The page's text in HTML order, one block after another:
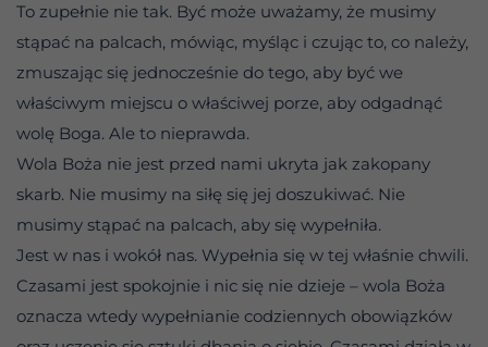
To zupełnie nie tak. Być może uważamy, że musimy
stąpać na palcach, mówiąc, myśląc i czując to, co należy,
zmuszając się jednocześnie do tego, aby być we
właściwym miejscu o właściwej porze, aby odgadnąć
wolę Boga. Ale to nieprawda.
Wola Boża nie jest przed nami ukryta jak zakopany
skarb. Nie musimy na siłę się jej doszukiwać. Nie
musimy stąpać na palcach, aby się wypełniła.
Jest w nas i wokół nas. Wypełnia się w tej właśnie chwili.
Czasami jest spokojnie i nic się nie dzieje – wola Boża
oznacza wtedy wypełnianie codziennych obowiązków